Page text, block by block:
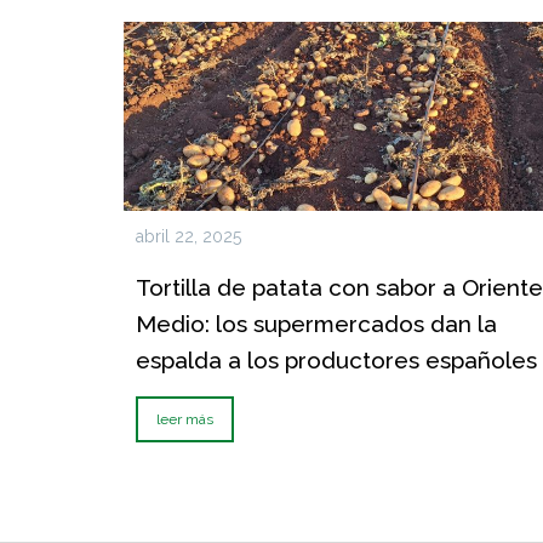
abril 22, 2025
Tortilla de patata con sabor a Oriente
Medio: los supermercados dan la
espalda a los productores españoles
leer más